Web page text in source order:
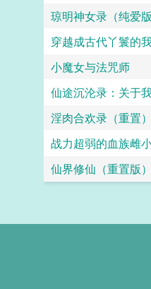
琼明神女录（纯爱版
穿越成古代丫鬟的
小魔女与法咒师
淫肉合欢录（重置）
仙界修仙（重置版）